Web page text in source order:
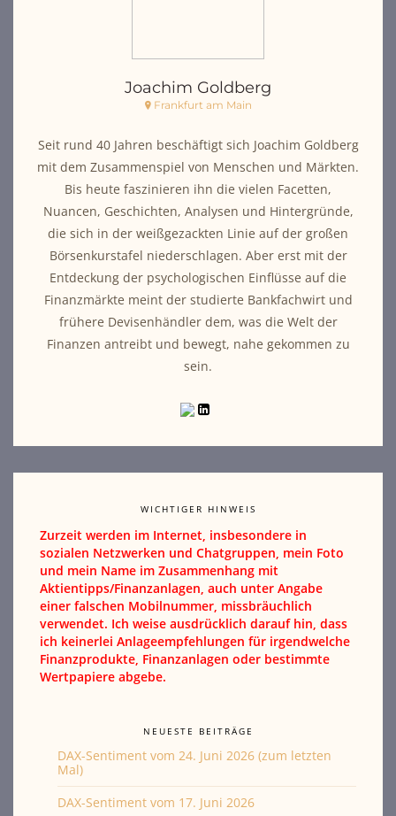
Joachim Goldberg
Frankfurt am Main
Seit rund 40 Jahren beschäftigt sich Joachim Goldberg
mit dem Zusammenspiel von Menschen und Märkten.
Bis heute faszinieren ihn die vielen Facetten,
Nuancen, Geschichten, Analysen und Hintergründe,
die sich in der weißgezackten Linie auf der großen
Börsenkurstafel niederschlagen. Aber erst mit der
Entdeckung der psychologischen Einflüsse auf die
Finanzmärkte meint der studierte Bankfachwirt und
frühere Devisenhändler dem, was die Welt der
Finanzen antreibt und bewegt, nahe gekommen zu
sein.
WICHTIGER HINWEIS
Zurzeit werden im Internet, insbesondere in
sozialen Netzwerken und Chatgruppen, mein Foto
und mein Name im Zusammenhang mit
Aktientipps/Finanzanlagen, auch unter Angabe
einer falschen Mobilnummer, missbräuchlich
verwendet. Ich weise ausdrücklich darauf hin, dass
ich keinerlei Anlageempfehlungen für irgendwelche
Finanzprodukte, Finanzanlagen oder bestimmte
Wertpapiere abgebe.
NEUESTE BEITRÄGE
DAX-Sentiment vom 24. Juni 2026 (zum letzten
Mal)
DAX-Sentiment vom 17. Juni 2026